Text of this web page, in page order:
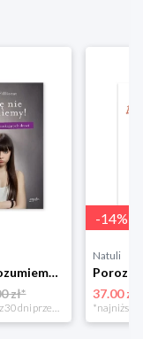
Już się nie rozumiemy! Jak przeżyć czas trzaskających drzwi Esprit
zł*
*najniższa cena z 30 dni przed obniżką
-14%
Natuli
37.00 zł